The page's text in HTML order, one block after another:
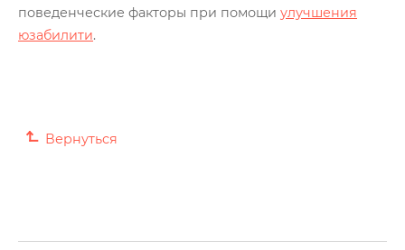
поведенческие факторы при помощи улучшения
юзабилити.
Вернуться